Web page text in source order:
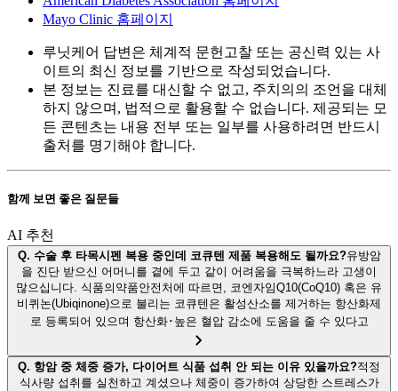
Mayo Clinic 홈페이지
루닛케어 답변은 체계적 문헌고찰 또는 공신력 있는 사
이트의 최신 정보를 기반으로 작성되었습니다.
본 정보는 진료를 대신할 수 없고, 주치의의 조언을 대체
하지 않으며, 법적으로 활용할 수 없습니다. 제공되는 모
든 콘텐츠는 내용 전부 또는 일부를 사용하려면 반드시
출처를 명기해야 합니다.
함께 보면 좋은 질문들
AI 추천
Q. 수술 후 타목시펜 복용 중인데 코큐텐 제품 복용해도 될까요?유방암
을 진단 받으신 어머니를 곁에 두고 같이 어려움을 극복하느라 고생이
많으십니다. 식품의약품안전처에 따르면, 코엔자임Q10(CoQ10) 혹은 유
비퀴논(Ubiqinone)으로 불리는 코큐텐은 활성산소를 제거하는 항산화제
로 등록되어 있으며 항산화･높은 혈압 감소에 도움을 줄 수 있다고
Q. 항암 중 체중 증가, 다이어트 식품 섭취 안 되는 이유 있을까요?적정
식사량 섭취를 실천하고 계셨으나 체중이 증가하여 상당한 스트레스가